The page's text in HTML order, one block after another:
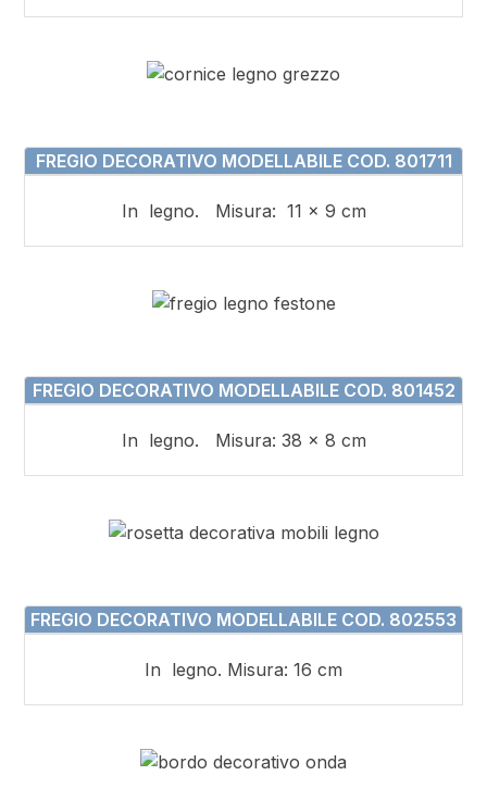
FREGIO DECORATIVO MODELLABILE COD. 801711
In legno. Misura: 11 x 9 cm
FREGIO DECORATIVO MODELLABILE COD. 801452
In legno. Misura: 38 x 8 cm
FREGIO DECORATIVO MODELLABILE COD. 802553
In legno. Misura: 16 cm